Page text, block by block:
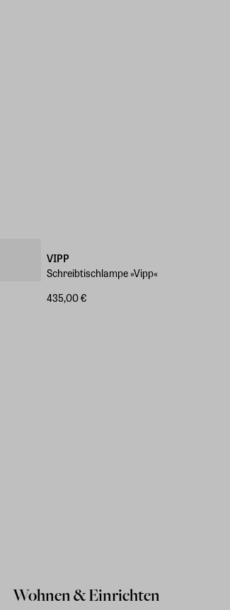
VIPP
Schreibtischlampe »Vipp«
435,00 €
Wohnen & Einrichten